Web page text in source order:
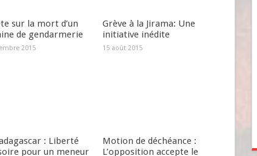
sur la mort d’un
de gendarmerie
2015
Grève à la Jirama: Une
initiative inédite
15 août 2015
: Liberté
pour un meneur
Motion de déchéance :
L’opposition accepte le